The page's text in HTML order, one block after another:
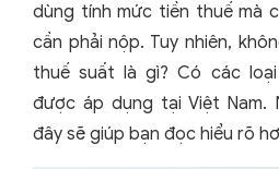
dùng tính mức tiền thuế mà
cần phải nộp. Tuy nhiên,
thuế suất là gì? Có các
được áp dụng tại Việt Nam.
đây sẽ giúp bạn đọc hiểu rõ